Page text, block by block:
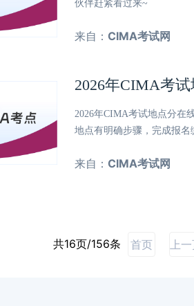
伙伴赶紧看过来~
来自： CIMA考试网
2026年CIMA考
2026年CIMA考试地点分在
地点有明确步骤，完成报
来自： CIMA考试网
共16页/156条 首页 上